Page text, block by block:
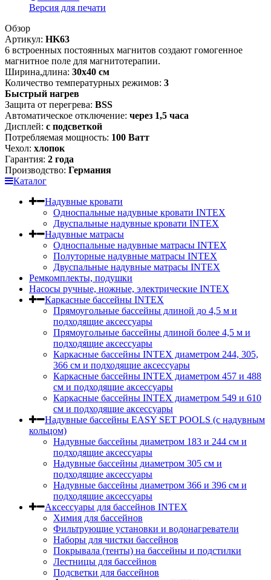
Версия для печати
Обзор
Артикул: HK63
6 встроенных постоянных магнитов создают гомогенное
магнитное поле для магнитотерапии.
Ширина,длина: 30х40 см
Количество температурных режимов: 3
Быстрый нагрев
Защита от перегрева: BSS
Автоматическое отключение: через 1,5 часа
Дисплей: с подсветкой
Потребляемая мощность: 100 Ватт
Чехол: хлопок
Гарантия: 2 года
Производство: Германия
Каталог
Надувные кровати
Односпальные надувные кровати INTEX
Двуспальные надувные кровати INTEX
Надувные матрасы
Односпальные надувные матрасы INTEX
Полуторные надувные матрасы INTEX
Двуспальные надувные матрасы INTEX
Ремкомплекты, подушки
Насосы ручные, ножные, электрические INTEX
Каркасные бассейны INTEX
Прямоугольные бассейны длиной до 4,5 м и
подходящие аксессуары
Прямоугольные бассейны длиной более 4,5 м и
подходящие аксессуары
Каркасные бассейны INTEX диаметром 244, 305,
366 см и подходящие аксессуары
Каркасные бассейны INTEX диаметром 457 и 488
cм и подходящие аксессуары
Каркасные бассейны INTEX диаметром 549 и 610
см и подходящие аксессуары
Надувные бассейны EASY SET POOLS (с надувным
кольцом)
Надувные бассейны диаметром 183 и 244 см и
подходящие аксессуары
Надувные бассейны диаметром 305 см и
подходящие аксессуары
Надувные бассейны диаметром 366 и 396 см и
подходящие аксессуары
Аксессуары для бассейнов INTEX
Химия для бассейнов
Фильтрующие установки и водонагреватели
Наборы для чистки бассейнов
Покрывала (тенты) на бассейны и подстилки
Лестницы для бассейнов
Подсветки для бассейнов